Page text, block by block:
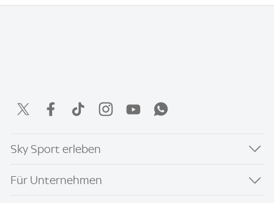
Sky Sport erleben
Für Unternehmen